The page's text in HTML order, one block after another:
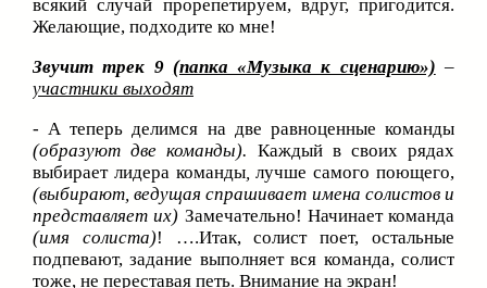
всякий случай прорепетируем, вдруг, пригодится.
Желающие, подходите ко мне!
Звучит трек 9 (папка «Музыка к сценарию») –
участники выходят
- А теперь делимся на две равноценные команды
(образуют две команды). Каждый в своих рядах
выбирает лидера команды,лучше самого поющего,
(выбирают, ведущая спрашивает имена солистов и
представляет их) Замечательно! Начинает команда
(имя солиста)! ….Итак, солист поет, остальные
подпевают, задание выполняет вся команда, солист
тоже, не переставая петь. Внимание на экран!